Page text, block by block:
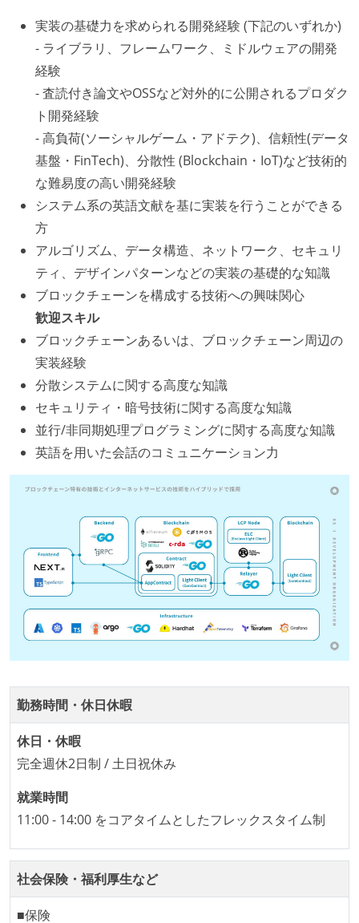
提出されたコードには自動的にリグレッションテスト
が実行される環境が構築されている
テストの実施度
ほとんどのプロダクトコードに単体テストを記述、実
施している
ほとんどの機能に受け入れテストを記述、実施してい
る
機能の実装と同時にテストコードを記述している
想定される複数環境での品質チェックを義務づけてい
る
アジャイル実践状況
1ヶ月以下の短い期間でのイテレーション開発を実践
している
デイリーでスタンドアップミーティング、またはそれ
に準じるチーム内の打ち合わせを行っている
イテレーションの最後などに、定期的にチームでふり
かえりミーティングを行っている
タスク見積もりの単位には絶対量（人日など）ではな
形で行っている
ワークフローの整備
全てのコードをバージョン管理ツールで管理している
各メンバーが実装したコードのマージは Pull Request
ベースで行われる
自動（＝システム化され、1コマンドで実行できる）
ビルド、自動デプロイ環境が整備されている
コードによるインフラ構成管理（Infrastructure as
Code）の環境が整備されている
オープンな情報共有
人事情報や秘匿性の高い内容を除いて、経営陣やマネ
ージャー以上の会議での議事録が社員にも公開されて
いる
KPI などチームの目標・実績値について、メンバーの
誰もがいつでも閲覧可能になっている
ドキュメントの整備やペアプロ、モブワークなど、ナ
レッジの共有を積極的に行っている（属人性を減らす
取り組みをしている）
実装の基礎力を求められる開発経験 (下記のいずれか)
- ライブラリ、フレームワーク、ミドルウェアの開発
経験
- 査読付き論文やOSSなど対外的に公開されるプロダク
ト開発経験
- 高負荷(ソーシャルゲーム・アドテク)、信頼性(データ
基盤・FinTech)、分散性 (Blockchain・IoT)など技術的
な難易度の高い開発経験
システム系の英語文献を基に実装を行うことができる
方
アルゴリズム、データ構造、ネットワーク、セキュリ
ティ、デザインパターンなどの実装の基礎的な知識
ブロックチェーンを構成する技術への興味関心
歓迎スキル
ブロックチェーンあるいは、ブロックチェーン周辺の
実装経験
分散システムに関する高度な知識
セキュリティ・暗号技術に関する高度な知識
並行/非同期処理プログラミングに関する高度な知識
英語を用いた会話のコミュニケーション力
勤務時間・休日休暇
休日・休暇
完全週休2日制 / 土日祝休み
就業時間
11:00 - 14:00 をコアタイムとしたフレックスタイム制
社会保険・福利厚生など
■保険